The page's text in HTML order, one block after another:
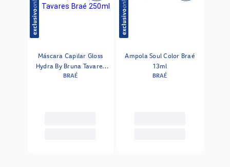
Máscara Capilar Gloss
Hydra By Bruna Tavares
Braé 250ml
BRAÉ
Ampola Soul Color Braé
13ml
BRAÉ